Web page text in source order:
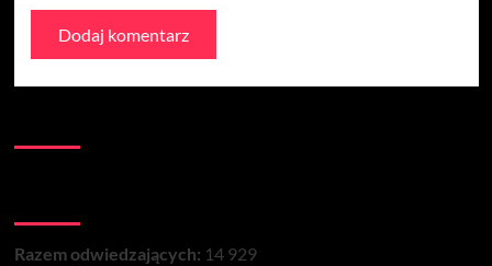
Razem odwiedzających: 14 929